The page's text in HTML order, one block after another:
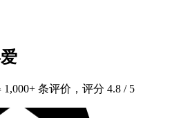
1,000+ 条评价，评分 4.8 / 5